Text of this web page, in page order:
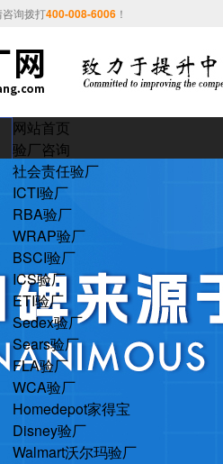
询拨打400-008-6006 ！
网站首页
验厂咨询
社会责任验厂
ICTI验厂
RBA验厂
WRAP验厂
BSCI验厂
ICS验厂
ETI验厂
Sedex验厂
Sears验厂
FLA验厂
WCA验厂
Homedepot家得宝
Disney验厂
Walmart沃尔玛验厂